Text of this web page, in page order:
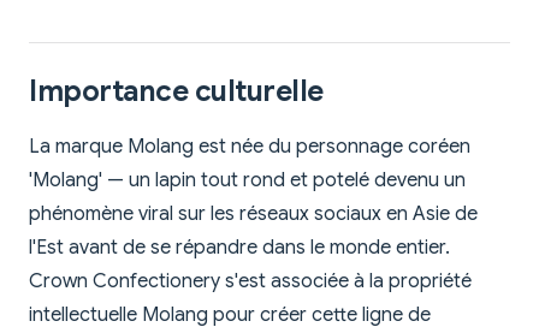
Importance culturelle
La marque Molang est née du personnage coréen
'Molang' — un lapin tout rond et potelé devenu un
phénomène viral sur les réseaux sociaux en Asie de
l'Est avant de se répandre dans le monde entier.
Crown Confectionery s'est associée à la propriété
intellectuelle Molang pour créer cette ligne de